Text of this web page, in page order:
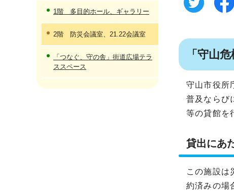
「守山
守山市役所
普及ならび
等の貸館を
貸出にあ
この施設は
約済みの場
1階 多目的ホール、ギャラリー
2階 防災会議室、21.22会議室
「つなぐ、守の舎」街道広場テラ
ススペース